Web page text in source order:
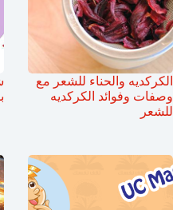
الكركديه والحناء للشعر مع
وصفات وفوائد الكركديه
للشعر